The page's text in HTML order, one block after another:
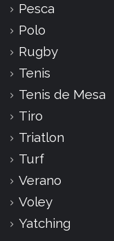
Pesca
Polo
Rugby
Tenis
Tenis de Mesa
Tiro
Triatlon
Turf
Verano
Voley
Yatching